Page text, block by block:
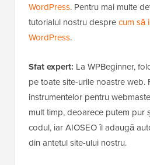
WordPress. Pentru mai multe
tutorialul nostru desprecum să
WordPress.
Sfat expert: La WPBeginner,
pe toate site-urile noastre web.
instrumentelor pentru
mult timp, deoarece putem pur
codul, iar AIOSEO îl adaugă
din antetul site-ului nostru.